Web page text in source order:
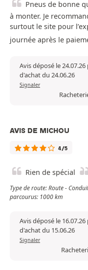
Pneus de bonne
à monter. Je
surtout le site pour
journée après le
Avis déposé le
d'achat du 24.06.26
Signaler
AVIS DE MICHOU
4/5
Rien de spécial
Type de route: Route -
parcourus: 1000 km
Avis déposé le
d'achat du 15.06.26
Signaler